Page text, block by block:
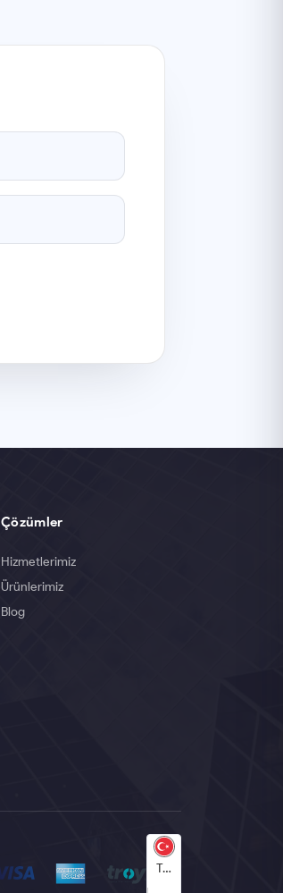
Çözümler
Hizmetlerimiz
Ürünlerimiz
Blog
Türkçe